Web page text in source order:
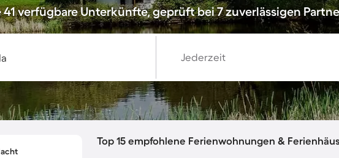
41 verfügbare Unterkünfte, geprüft bei 7 zuverlässigen
Jederzeit
Top 15 empfohlene Ferienwohnungen &